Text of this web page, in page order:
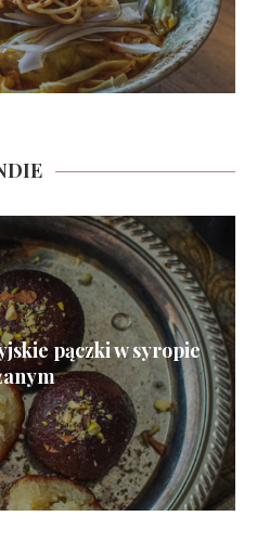
pączki w syropie